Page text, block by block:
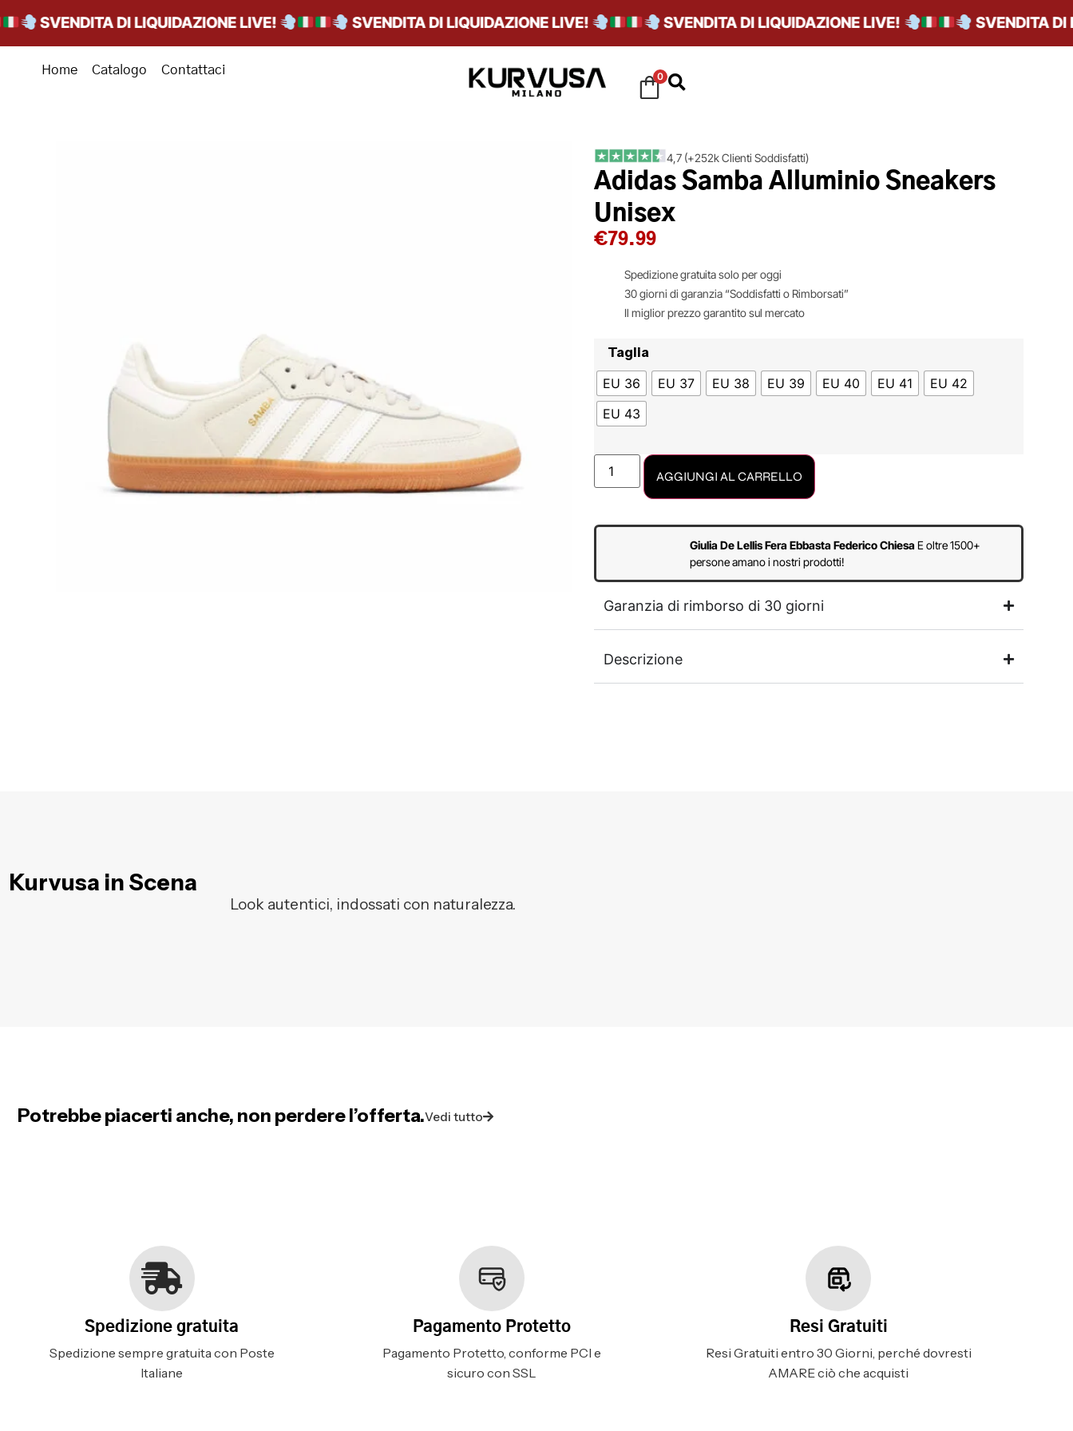
SVENDITA DI LIQUIDAZIONE LIVE! SVENDITA DI LIQUIDAZIONE LIVE! SVENDITA DI LIQUIDAZIONE LIVE! SVENDITA DI
Home Catalogo Contattaci 0
4,7 (+252k Clienti Soddisfatti)
Adidas Samba Alluminio Sneakers
Unisex
€79.99
Spedizione gratuita solo per oggi
30 giorni di garanzia “Soddisfatti o Rimborsati”
Il miglior prezzo garantito sul mercato
Taglia
EU 36
EU 37 EU 38 EU 39 EU 40 EU 41
EU 42
EU 43
AGGIUNGI AL CARRELLO
Giulia De Lellis Fera Ebbasta Federico ChiesaE oltre 1500+
persone amano i nostri prodotti!
Garanzia di rimborso di 30 giorni
Descrizione
Kurvusa in Scena
Look autentici, indossati con naturalezza.
Potrebbe piacerti anche, non perdere l’offerta.Vedi tutto
Spedizione gratuita
Spedizione sempre gratuita con Poste
Italiane
Pagamento Protetto
Pagamento Protetto, conforme PCI e
sicuro con SSL
Resi Gratuiti
Resi Gratuiti entro 30 Giorni, perché dovresti
AMARE ciò che acquisti